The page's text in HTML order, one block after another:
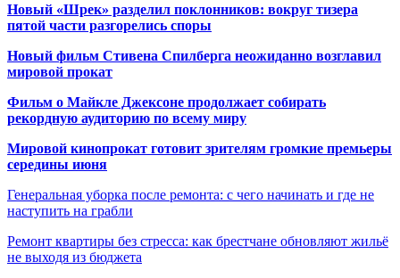
Новый «Шрек» разделил поклонников: вокруг тизера
пятой части разгорелись споры
Новый фильм Стивена Спилберга неожиданно возглавил
мировой прокат
Фильм о Майкле Джексоне продолжает собирать
рекордную аудиторию по всему миру
Мировой кинопрокат готовит зрителям громкие премьеры
середины июня
Генеральная уборка после ремонта: с чего начинать и где не
наступить на грабли
Ремонт квартиры без стресса: как брестчане обновляют жильё
не выходя из бюджета